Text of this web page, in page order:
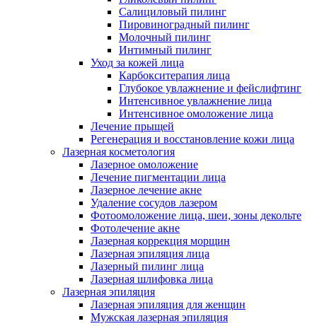
Салициловый пилинг
Пировиноградный пилинг
Молочный пилинг
Интимный пилинг
Уход за кожей лица
Карбокситерапия лица
Глубокое увлажнение и фейслифтинг
Интенсивное увлажнение лица
Интенсивное омоложение лица
Лечение прыщей
Регенерация и восстановление кожи лица
Лазерная косметология
Лазерное омоложение
Лечение пигментации лица
Лазерное лечение акне
Удаление сосудов лазером
Фотоомоложение лица, шеи, зоны декольте
Фотолечение акне
Лазерная коррекция морщин
Лазерная эпиляция лица
Лазерный пилинг лица
Лазерная шлифовка лица
Лазерная эпиляция
Лазерная эпиляция для женщин
Мужская лазерная эпиляция